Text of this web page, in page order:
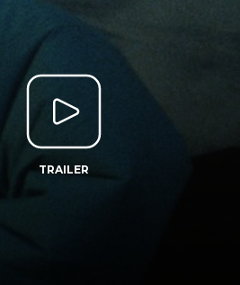
TRAILER